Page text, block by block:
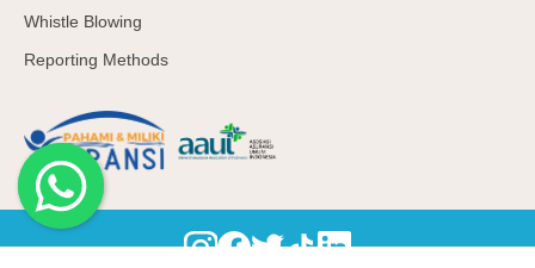
Whistle Blowing
Reporting Methods